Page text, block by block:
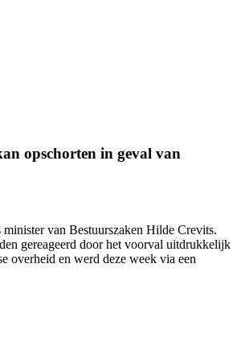
opschorten in geval van
van Bestuurszaken Hilde Crevits.
gereageerd door het voorval uitdrukkelijk
overheid en werd deze week via een